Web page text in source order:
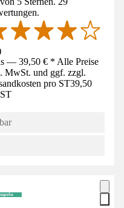
— 39,50 € * Alle Preise
MwSt. und ggf. zzgl.
pro ST39,50
ST